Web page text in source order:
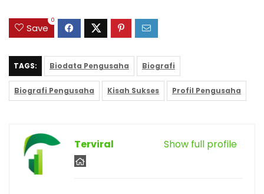
Save
0
TAGS: Biodata Pengusaha Biografi
Biografi Pengusaha Kisah Sukses Profil Pengusaha
Show full profile
Terviral